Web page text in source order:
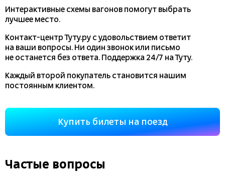
Интерактивные схемы вагонов помогут выбрать
лучшее место.
Контакт-центр Туту.ру с удовольствием ответит
на ваши вопросы. Ни один звонок или письмо
не останется без ответа. Поддержка 24/7 на Туту.
Каждый второй покупатель становится нашим
постоянным клиентом.
Купить билеты на поезд
Частые вопросы